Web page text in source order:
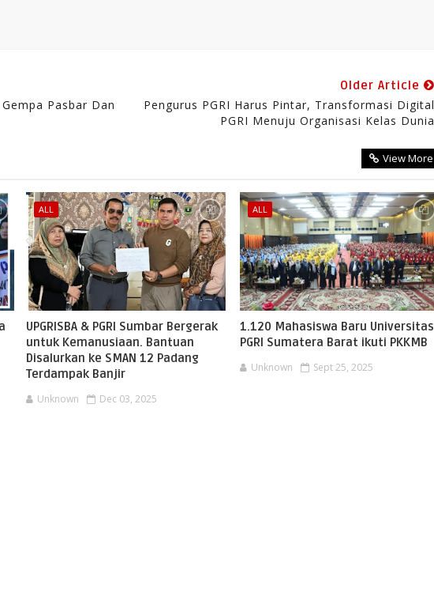
Pasbar Dan
Older Article
Pengurus PGRI Harus Pintar, Transformasi Digital
PGRI Menuju Organisasi Kelas Dunia
View More
ALL
UPGRISBA & PGRI Sumbar Bergerak
untuk Kemanusiaan. Bantuan
Disalurkan ke SMAN 12 Padang
Terdampak Banjir
Unknown Dec 03, 2025
ALL
1.120 Mahasiswa Baru Universitas
PGRI Sumatera Barat ikuti PKKMB
Unknown Sept 25, 2025